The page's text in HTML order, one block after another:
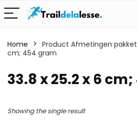
Home Product Afmetingen pakket
cm; 454 gram
33.8 x 25.2 x 6
Showing the single result